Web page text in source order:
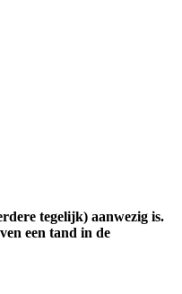
tegelijk) aanwezig is.
een tand in de